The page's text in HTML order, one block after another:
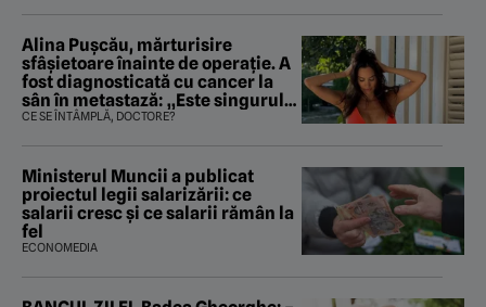
Alina Pușcău, mărturisire
sfâșietoare înainte de operație. A
fost diagnosticată cu cancer la
sân în metastază: „Este singurul
tratament care o să mă ajute să
CE SE ÎNTÂMPLĂ, DOCTORE?
Ministerul Muncii a publicat
proiectul legii salarizării: ce
salarii cresc și ce salarii rămân la
fel
ECONOMEDIA